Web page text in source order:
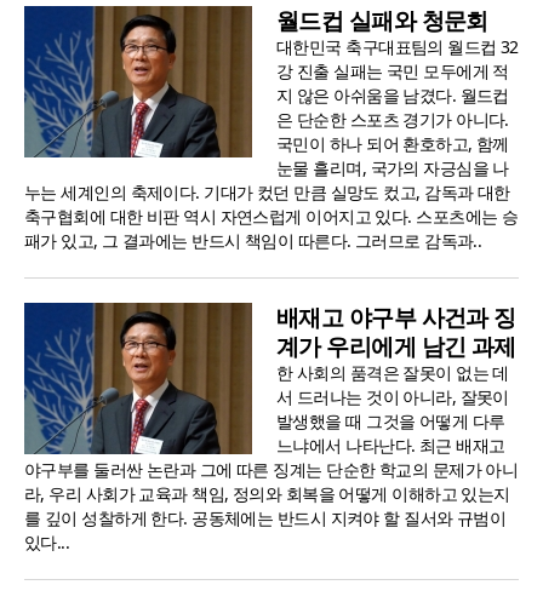
월드컵 실패와 청문회
대한민국 축구대표팀의 월드컵 32
강 진출 실패는 국민 모두에게 적
지 않은 아쉬움을 남겼다. 월드컵
은 단순한 스포츠 경기가 아니다.
국민이 하나 되어 환호하고, 함께
눈물 흘리며, 국가의 자긍심을 나
누는 세계인의 축제이다. 기대가 컸던 만큼 실망도 컸고, 감독과 대한
축구협회에 대한 비판 역시 자연스럽게 이어지고 있다. 스포츠에는 승
패가 있고, 그 결과에는 반드시 책임이 따른다. 그러므로 감독과..
배재고 야구부 사건과 징
계가 우리에게 남긴 과제
한 사회의 품격은 잘못이 없는 데
서 드러나는 것이 아니라, 잘못이
발생했을 때 그것을 어떻게 다루
느냐에서 나타난다. 최근 배재고
야구부를 둘러싼 논란과 그에 따른 징계는 단순한 학교의 문제가 아니
라, 우리 사회가 교육과 책임, 정의와 회복을 어떻게 이해하고 있는지
를 깊이 성찰하게 한다. 공동체에는 반드시 지켜야 할 질서와 규범이
있다...